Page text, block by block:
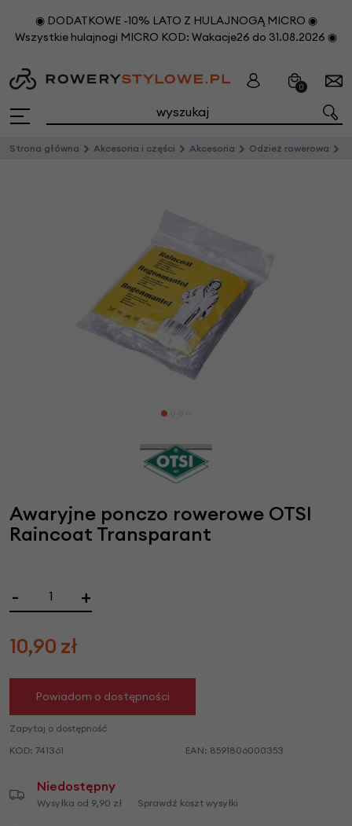
◉ DODATKOWE -10% LATO Z HULAJNOGĄ MICRO ◉
Wszystkie hulajnogi MICRO KOD: Wakacje26 do 31.08.2026 ◉
0
Strona główna Akcesoria i części Akcesoria Odzież rowerowa
Awaryjne ponczo rowerowe OTSI
Raincoat Transparant
- +
10,90 zł
Powiadom o dostępności
Zapytaj o dostępność
KOD: 741361 EAN: 8591806000353
Niedostępny
Wysyłka od 9,90 zł Sprawdź koszt wysyłki